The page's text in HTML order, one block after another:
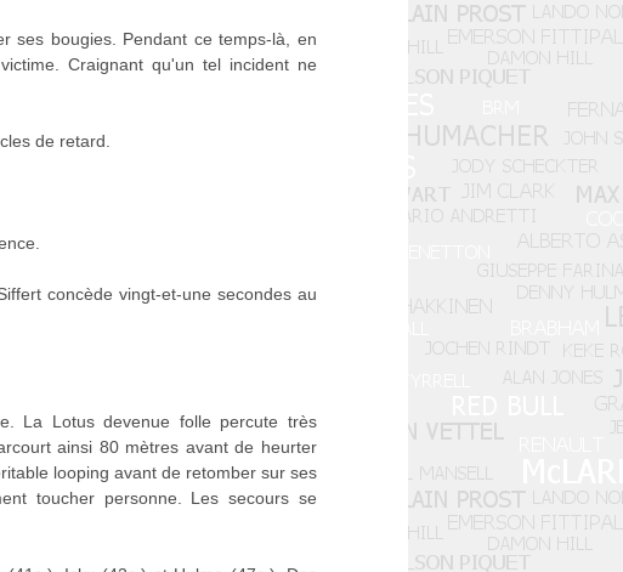
ses bougies. Pendant ce temps-là, en
Craignant qu'un tel incident ne
de retard.
concède vingt-et-une secondes au
La Lotus devenue folle percute très
ainsi 80 mètres avant de heurter
looping avant de retomber sur ses
toucher personne. Les secours se